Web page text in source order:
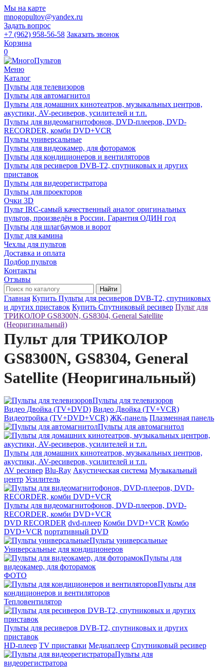
Мы на карте
mnogopultov@yandex.ru
Задать вопрос
+7 (962) 958-56-58 Заказать звонок
Корзина
0
Меню
Каталог
Пульты для телевизоров
Пульты для автомагнитол
Пульты для домашних кинотеатров, музыкальных центров,
акустики, AV-ресиверов, усилителей и т.п.
Пульты для видеомагнитофонов, DVD-плееров, DVD-
RECORDER, комби DVD+VCR
Пульты универсальные
Пульты для видеокамер, для фоторамок
Пульты для кондиционеров и вентиляторов
Пульты для ресиверов DVB-T2, спутниковых и других
приставок
Пульты для видеорегистратора
Пульты для проекторов
Очки 3D
Пульт IRC-самый качественный аналог оригинальных
пультов, произведён в России. Гарантия ОДИН год
Пульты для шлагбаумов и ворот
Пульт для камина
Чехлы для пультов
Доставка и оплата
Подбор пультов
Контакты
Отзывы
Найти
Главная Купить Пульты для ресиверов DVB-T2, спутниковых
и других приставок Купить Спутниковый ресивер Пульт для
ТРИКОЛОР GS8300N, GS8304, General Satellite
(Неоригинальный)
Пульт для ТРИКОЛОР
GS8300N, GS8304, General
Satellite (Неоригинальный)
Пульты для телевизоров
Видео Двойка (TV+DVD) Видео Двойка (TV+VCR)
Видеотройка (TV+DVD+VCR) ЖК-панель Плазменная панель
Пульты для автомагнитол
Пульты для домашних кинотеатров, музыкальных центров,
акустики, AV-ресиверов, усилителей и т.п.
AV ресивер Blu-Ray Акустическая система Музыкальный
центр Усилитель
Пульты для видеомагнитофонов, DVD-плееров, DVD-
RECORDER, комби DVD+VCR
DVD RECORDER dvd-плеер Комби DVD+VCR Комбо
DVD+VCR портативный DVD
Пульты универсальные
Универсальные для кондиционеров
Пульты для
видеокамер, для фоторамок
ФОТО
Пульты для
кондиционеров и вентиляторов
Тепловентилятор
Пульты для ресиверов DVB-T2, спутниковых и других
приставок
HD-плеер TV приставки Медиаплеер Спутниковый ресивер
Пульты для
видеорегистратора